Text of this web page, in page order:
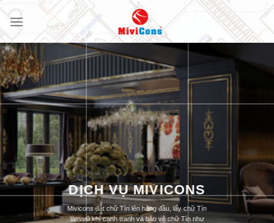
Skip
content
DỊCH VỤ MIVICONS
Mivicons đặt chữ Tín lên hàng đầu, lấy chữ Tín
làm vũ khí cạnh tranh và bảo vệ chữ Tín như